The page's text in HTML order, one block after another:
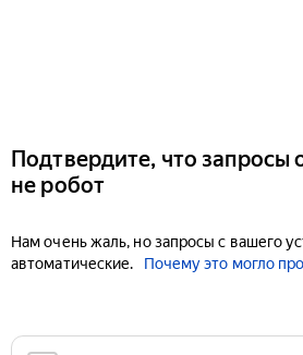
Подтвердите, что запросы
не робот
Нам очень жаль, но запросы с вашего
автоматические.
Почему это могло